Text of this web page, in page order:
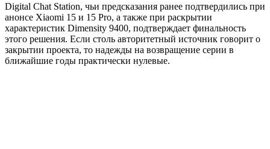
Digital Chat Station, чьи предсказания ранее подтвердились при
анонсе Xiaomi 15 и 15 Pro, а также при раскрытии
характеристик Dimensity 9400, подтверждает финальность
этого решения. Если столь авторитетный источник говорит о
закрытии проекта, то надежды на возвращение серии в
ближайшие годы практически нулевые.